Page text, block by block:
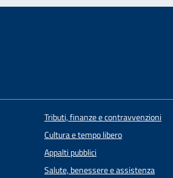
Tributi, finanze e contravvenzioni
Cultura e tempo libero
Appalti pubblici
Salute, benessere e assistenza